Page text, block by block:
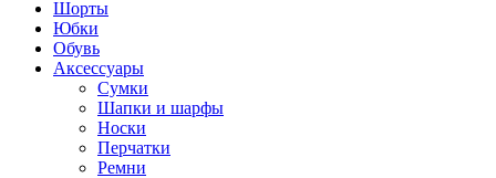
Шорты
Юбки
Обувь
Аксессуары
Сумки
Шапки и шарфы
Носки
Перчатки
Ремни